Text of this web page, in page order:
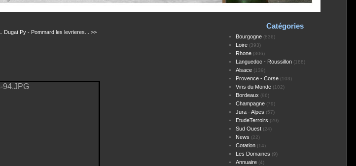
Dugat Py - Pommard les levrieres... >>
Catégories
Bourgogne(836)
Loire(393)
Rhone(306)
Languedoc - Roussillon(188)
Alsace(139)
Provence - Corse(103)
Vins du Monde(102)
Bordeaux (96)
Champagne(79)
Jura - Alpes (57)
EtudeTerroirs (29)
Sud Ouest(24)
News (22)
Cotation(14)
Les Domaines (9)
Annuaire(4)